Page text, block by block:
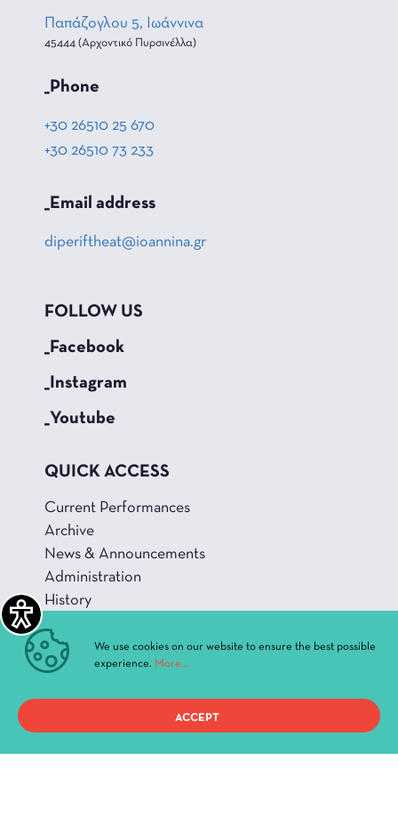
Παπάζογλου 5, Ιωάννινα
45444 (Αρχοντικό Πυρσινέλλα)
_Phone
+30 26510 25 670
+30 26510 73 233
_Email address
diperiftheat@ioannina.gr
FOLLOW US
_Facebook
_Instagram
_Youtube
QUICK ACCESS
Current Performances
Archive
News & Announcements
Administration
History
We use cookies on our website to ensure the best possible
experience. More...
ACCEPT